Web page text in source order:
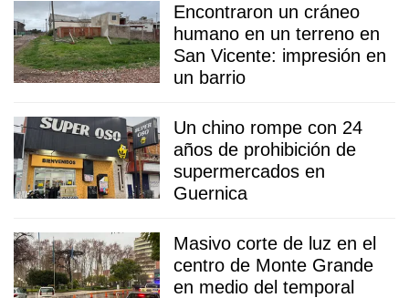
Encontraron un cráneo
humano en un terreno en
San Vicente: impresión en
un barrio
Un chino rompe con 24
años de prohibición de
supermercados en
Guernica
Masivo corte de luz en el
centro de Monte Grande
en medio del temporal